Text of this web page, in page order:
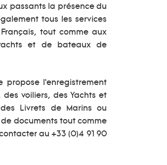
passants la présence du
tous les services
tout comme aux
et de bateaux de
propose l'enregistrement
voiliers, des Yachts et
Livrets de Marins ou
documents tout comme
au +33 (0)4 91 90